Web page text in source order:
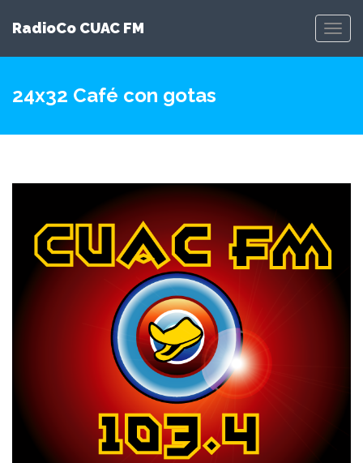
RadioCo CUAC FM
24x32 Café con gotas